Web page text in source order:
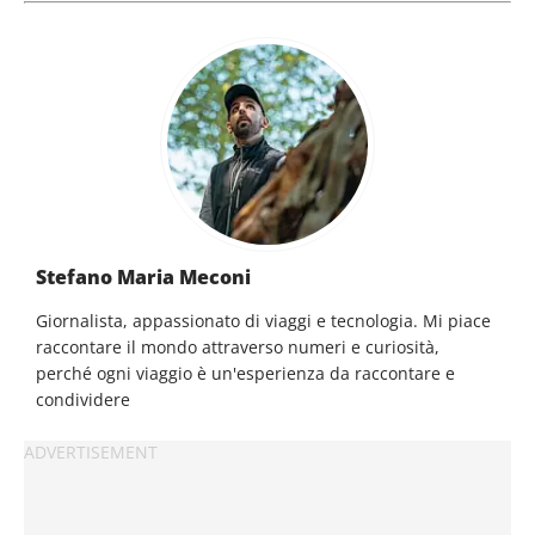
Stefano Maria Meconi
Giornalista, appassionato di viaggi e tecnologia. Mi piace
raccontare il mondo attraverso numeri e curiosità,
perché ogni viaggio è un'esperienza da raccontare e
condividere